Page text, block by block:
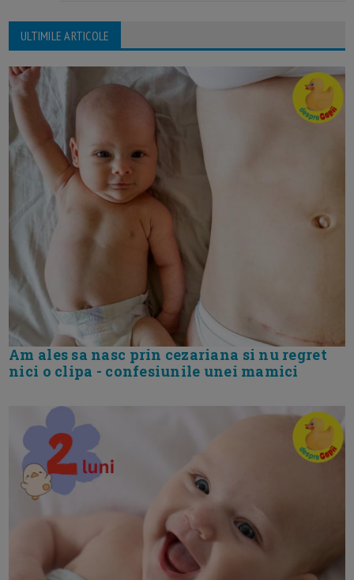
ULTIMILE ARTICOLE
Am ales sa nasc prin cezariana si nu regret
nici o clipa - confesiunile unei mamici